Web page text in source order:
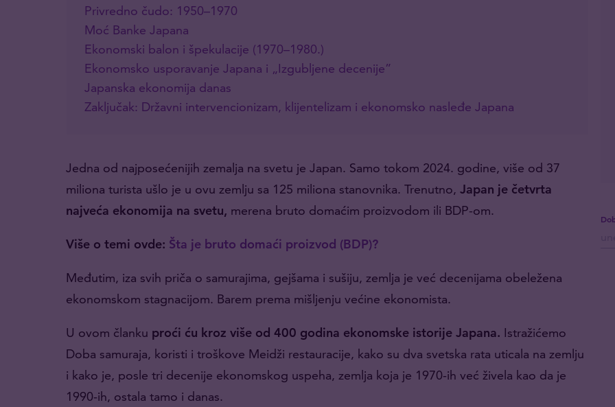
Privredno čudo: 1950–1970
Moć Banke Japana
Ekonomski balon i špekulacije (1970–1980.)
Ekonomsko usporavanje Japana i „Izgubljene decenije”
Japanska ekonomija danas
Zaključak: Državni intervencionizam, klijentelizam i ekonomsko nasleđe Japana
Jedna od najposećenijih zemalja na svetu je Japan. Samo tokom 2024. godine, više od 37
miliona turista ušlo je u ovu zemlju sa 125 miliona stanovnika. Trenutno, Japan je četvrta
najveća ekonomija na svetu, merena bruto domaćim proizvodom ili BDP-om.
Više o temi ovde: Šta je bruto domaći proizvod (BDP)?
Međutim, iza svih priča o samurajima, gejšama i sušiju, zemlja je već decenijama obeležena
ekonomskom stagnacijom. Barem prema mišljenju većine ekonomista.
U ovom članku proći ću kroz više od 400 godina ekonomske istorije Japana. Istražićemo
Doba samuraja, koristi i troškove Meidži restauracije, kako su dva svetska rata uticala na zemlju
i kako je, posle tri decenije ekonomskog uspeha, zemlja koja je 1970-ih već živela kao da je
1990-ih, ostala tamo i danas.